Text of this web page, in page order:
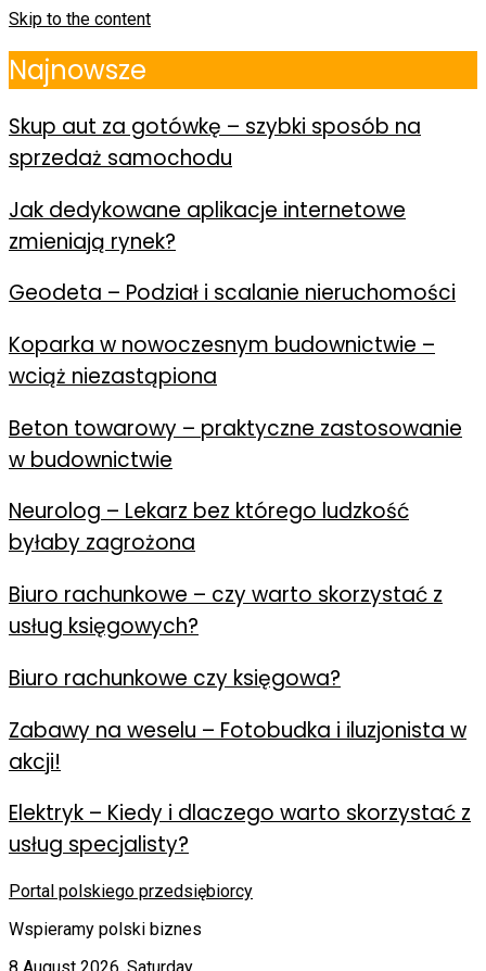
Skip to the content
Najnowsze
Skup aut za gotówkę – szybki sposób na
sprzedaż samochodu
Jak dedykowane aplikacje internetowe
zmieniają rynek?
Geodeta – Podział i scalanie nieruchomości
Koparka w nowoczesnym budownictwie –
wciąż niezastąpiona
Beton towarowy – praktyczne zastosowanie
w budownictwie
Neurolog – Lekarz bez którego ludzkość
byłaby zagrożona
Biuro rachunkowe – czy warto skorzystać z
usług księgowych?
Biuro rachunkowe czy księgowa?
Zabawy na weselu – Fotobudka i iluzjonista w
akcji!
Elektryk – Kiedy i dlaczego warto skorzystać z
usług specjalisty?
Portal polskiego przedsiębiorcy
Wspieramy polski biznes